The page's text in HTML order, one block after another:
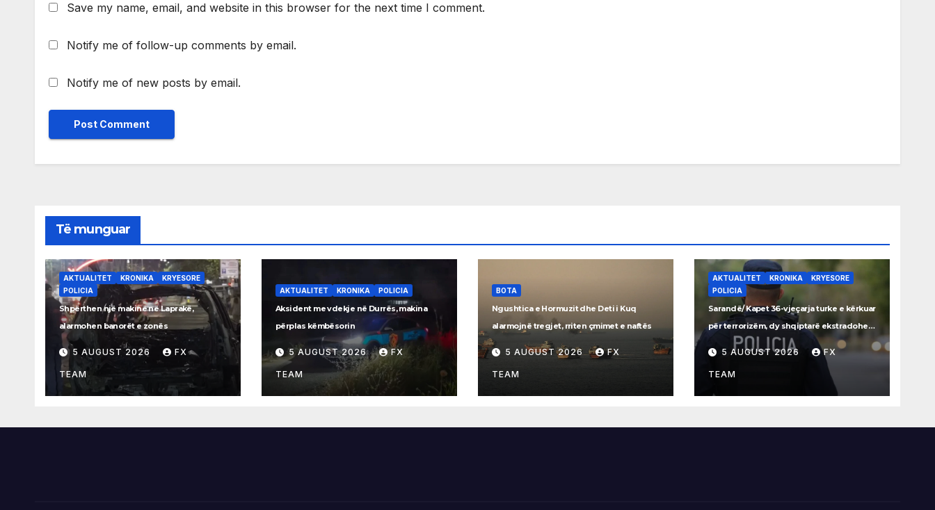
Save my name, email, and website in this browser for the next time I comment.
Notify me of follow-up comments by email.
Notify me of new posts by email.
Të munguar
AKTUALITET KRONIKA
KRYESORE
POLICIA
Shpërthen një makinë në Laprakë,
alarmohen banorët e zonës
5 AUGUST 2026 FX
TEAM
AKTUALITET KRONIKA POLICIA
Aksident me vdekje në Durrës, makina
përplas këmbësorin
5 AUGUST 2026 FX
TEAM
BOTA
Ngushtica e Hormuzit dhe Deti i Kuq
alarmojnë tregjet, rriten çmimet e naftës
5 AUGUST 2026 FX
TEAM
AKTUALITET KRONIKA
KRYESORE
POLICIA
Sarandë/ Kapet 36-vjeçarja turke e kërkuar
për terrorizëm, dy shqiptarë ekstradohen
drejt vendit
5 AUGUST 2026 FX
TEAM